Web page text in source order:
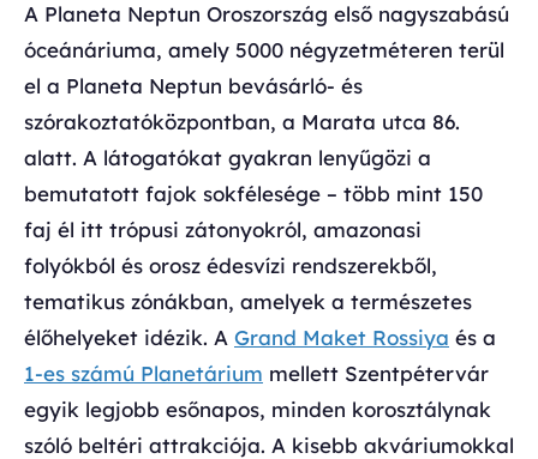
A Planeta Neptun Oroszország első nagyszabású
óceánáriuma, amely 5000 négyzetméteren terül
el a Planeta Neptun bevásárló- és
szórakoztatóközpontban, a Marata utca 86.
alatt. A látogatókat gyakran lenyűgözi a
bemutatott fajok sokfélesége – több mint 150
faj él itt trópusi zátonyokról, amazonasi
folyókból és orosz édesvízi rendszerekből,
tematikus zónákban, amelyek a természetes
élőhelyeket idézik. A Grand Maket Rossiya és a
1-es számú Planetárium mellett Szentpétervár
egyik legjobb esőnapos, minden korosztálynak
szóló beltéri attrakciója. A kisebb akváriumokkal